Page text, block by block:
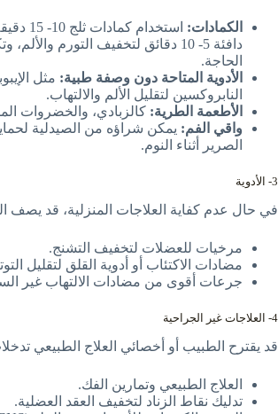
الكمادات:
استخدام
دافئة 5- 10 دقائق لتخفيف التورم
الحاجة.
الأدوية المتاحة دون وصفة طبية: مثل
النابروكسين لتقليل الألم والالتهاب.
الأطعمة الطرية: كالزبادي، والخضروات
واقي الفم: يمكن شراؤه من الصيدلية
الصرير أثناء النوم.
3- الأدوية
في حال عدم كفاية العلاجات المنزلية، قد يصف
مرخيات للعضلات لتخفيف التشنج.
مضادات الاكتئاب أو أدوية القلق لتقليل
جرعات أقوى من مضادات الالتهاب غير
4- العلاجات غير الجراحية
قد يقترح الطبيب أو أخصائي العلاج الطبيعي
العلاج الطبيعي وتمارين الفك.
تدليك نقاط الزناد لتخفيف العقد العضلية.